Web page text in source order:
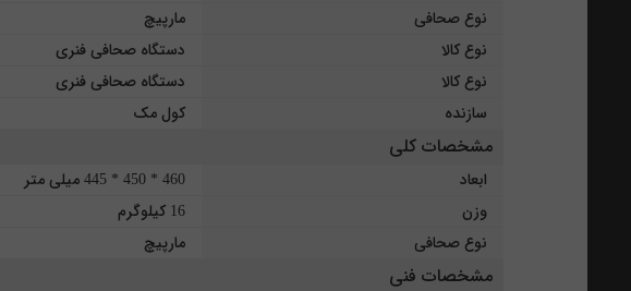
نوع صحافی
مارپیچ
نوع کالا
دستگاه صحافی فنری
نوع کالا
دستگاه صحافی فنری
سازنده
کول مک
مشخصات کلی
ابعاد
460 * 450 * 445 میلی متر
وزن
16 کیلوگرم
نوع صحافی
مارپیچ
مشخصات فنی